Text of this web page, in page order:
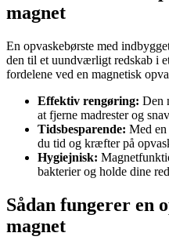
magnet
En opvaskebørste med
den til et uundværligt redskab i
fordelene ved en magnetisk
Effektiv rengøring: Den
at fjerne madrester og
Tidsbesparende: Med en
du tid og kræfter på
Hygiejnisk:
bakterier og holde dine
Sådan fungerer en
magnet